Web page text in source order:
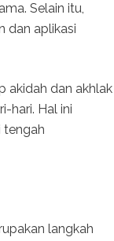
Selain itu,
dan aplikasi
akidah dan akhlak
hari. Hal ini
tengah
langkah